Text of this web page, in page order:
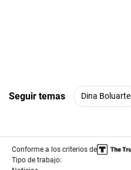
Seguir temas Dina Boluarte
Conforme a los criterios de
Tipo de trabajo: